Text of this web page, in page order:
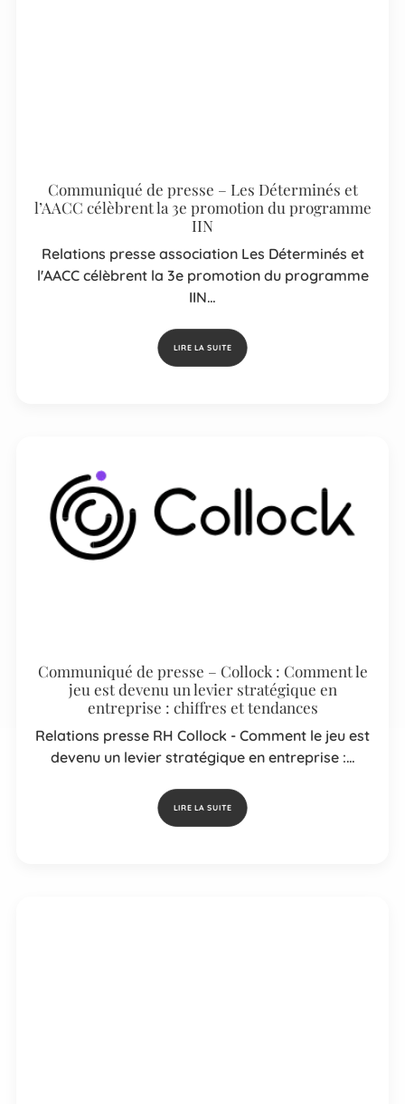
Communiqué de presse – Les Déterminés et
l’AACC célèbrent la 3e promotion du programme
IIN
Relations presse association Les Déterminés et
l'AACC célèbrent la 3e promotion du programme
IIN…
LIRE LA SUITE
Communiqué de presse – Collock : Comment le
jeu est devenu un levier stratégique en
entreprise : chiffres et tendances
Relations presse RH Collock - Comment le jeu est
devenu un levier stratégique en entreprise :…
LIRE LA SUITE